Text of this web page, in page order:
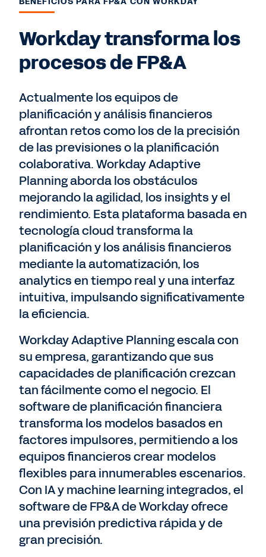
Workday transforma los
procesos de FP&A
Actualmente los equipos de
planificación y análisis financieros
afrontan retos como los de la precisión
de las previsiones o la planificación
colaborativa. Workday Adaptive
Planning aborda los obstáculos
mejorando la agilidad, los insights y el
rendimiento. Esta plataforma basada en
tecnología cloud transforma la
planificación y los análisis financieros
mediante la automatización, los
analytics en tiempo real y una interfaz
intuitiva, impulsando significativamente
la eficiencia.
Workday Adaptive Planning escala con
su empresa, garantizando que sus
capacidades de planificación crezcan
tan fácilmente como el negocio. El
software de planificación financiera
transforma los modelos basados en
factores impulsores, permitiendo a los
equipos financieros crear modelos
flexibles para innumerables escenarios.
Con IA y machine learning integrados, el
software de FP&A de Workday ofrece
una previsión predictiva rápida y de
gran precisión.